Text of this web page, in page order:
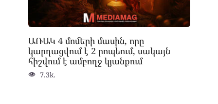
ԱՌԱԿ 4 մոմերի մասին, որը
կարդացվում է 2 րոպեում, սակայն
հիշվում է ամբողջ կյանքում
7.3k.